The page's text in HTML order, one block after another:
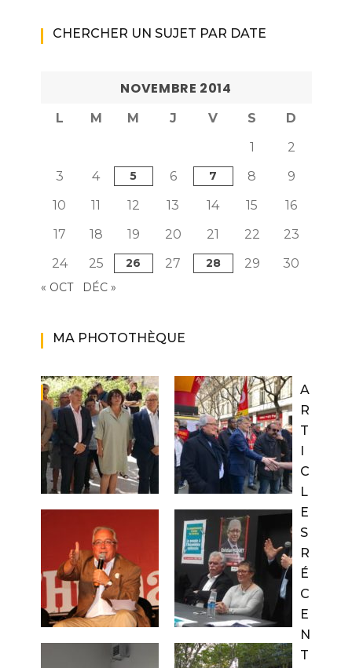
CHERCHER UN SUJET PAR DATE
NOVEMBRE 2014
L M M J V S
D
1
2
3
4 5 6 7 8
9
10
11 12 13 14 15
16
17
18 19 20 21 22
23
24
25 26 27 28 29 30
« OCT DÉC »
MA PHOTOTHÈQUE
A
R
T
C
L
E
S
R
É
C
E
N
T